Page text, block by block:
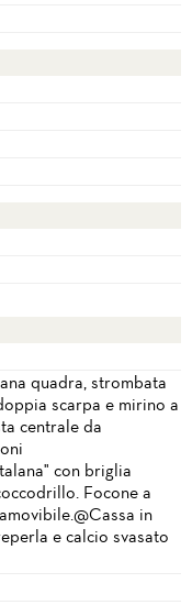
quadra, strombata
scarpa e mirino a
centrale da
con briglia
Focone a
in
e calcio svasato